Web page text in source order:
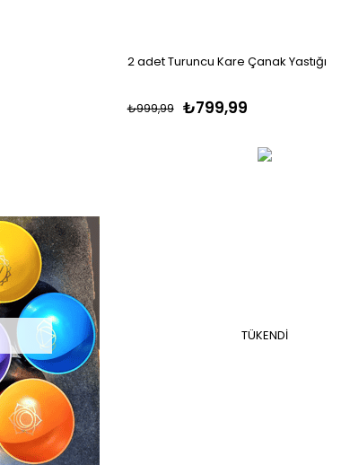
2 adet Turuncu Kare Çanak Yastığı
₺799,99
₺999,99
TÜKENDI